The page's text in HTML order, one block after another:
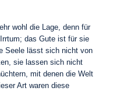
wohl die Lage, denn für
das Gute ist für sie
Seele lässt sich nicht von
sie lassen sich nicht
mit denen die Welt
Art waren diese